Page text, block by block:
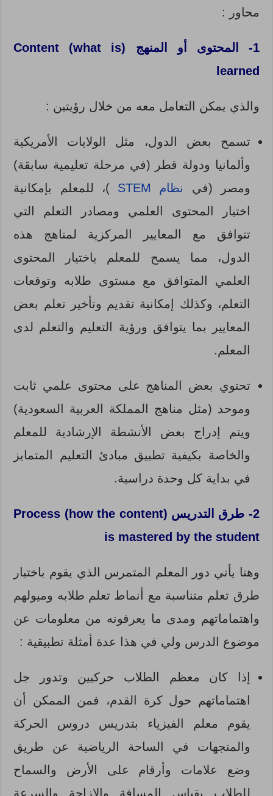
محاور :
1- المحتوى أو المنهج (Content (what is
learned
والذي يمكن التعامل معه من خلال رؤيتين :
تسمح بعض الدول، مثل الولايات الأمريكية
وألمانيا ودولة قطر (في مرحلة تعليمية سابقة)
ومصر (في
نظام STEM
)، للمعلم بإمكانية
اختيار المحتوى العلمي ومصادر التعلم التي
تتوافق مع المعايير المركزية لمناهج هذه
الدول، مما يسمح للمعلم باختيار المحتوى
العلمي المتوافق مع مستوى طلابه وتوقعات
التعلم، وكذلك إمكانية تقديم وتأخير تعلم بعض
المعايير بما يتوافق ورؤية التعليم والتعلم لدى
المعلم.
تحتوي بعض المناهج على محتوى علمي ثابت
وموحد (مثل مناهج المملكة العربية السعودية)
ويتم إدراج بعض الأنشطة الإرشادية للمعلم
والخاصة بكيفية تطبيق مبادئ التعليم المتمايز
في بداية كل وحدة دراسية.
2- طرق التدريس (Process (how the content
is mastered by the student
وهنا يأتي دور المعلم المتمرس الذي يقوم باختيار
طرق تعلم متناسبة مع أنماط تعلم طلابه وميولهم
واهتماماتهم ومدى ما يعرفونه من معلومات عن
موضوع الدرس ولي في هذا عدة أمثلة تطبيقية :
إذا كان معظم الطلاب حركيين وتدور جل
اهتماماتهم حول كرة القدم، فمن الممكن أن
يقوم معلم الفيزياء بتدريس دروس الحركة
والمتجهات في الساحة الرياضية عن طريق
وضع علامات وأرقام على الأرض والسماح
للطلاب بقياس المسافة والإزاحة والسرعة